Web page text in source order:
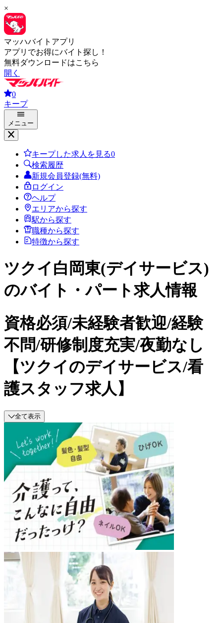
×
マッハバイトアプリ
アプリでお得にバイト探し！
無料ダウンロードはこちら
開く
0
キープ
メニュー
キープした求人を見る0
検索履歴
新規会員登録(無料)
ログイン
ヘルプ
エリアから探す
駅から探す
職種から探す
特徴から探す
ツクイ白岡東(デイサービス)
のバイト・パート求人情報
資格必須/未経験者歓迎/経験
不問/研修制度充実/夜勤なし
【ツクイのデイサービス/看
護スタッフ求人】
全て表示